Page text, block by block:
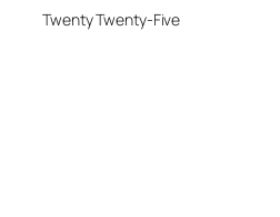
Twenty Twenty-Five